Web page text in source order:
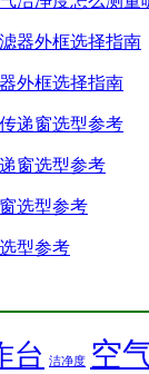
外框选择指南
窗选型参考
型参考
台 洁净度 空